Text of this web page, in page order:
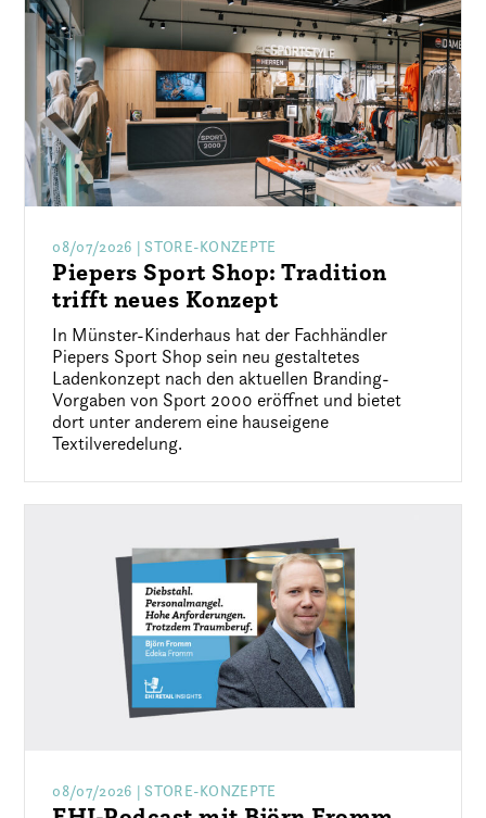
08/07/2026 | STORE-KONZEPTE
Piepers Sport Shop: Tradition
trifft neues Konzept
In Münster-Kinderhaus hat der Fachhändler
Piepers Sport Shop sein neu gestaltetes
Ladenkonzept nach den aktuellen Branding-
Vorgaben von Sport 2000 eröffnet und bietet
dort unter anderem eine hauseigene
Textilveredelung.
08/07/2026 | STORE-KONZEPTE